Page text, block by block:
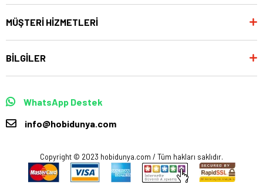
MÜŞTERİ HİZMETLERİ
BİLGİLER
WhatsApp Destek
info@hobidunya.com
Copyright © 2023 hobidunya.com / Tüm hakları saklıdır.